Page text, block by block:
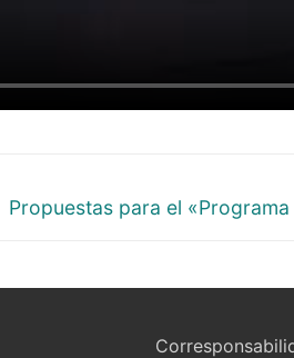
Propuestas para el